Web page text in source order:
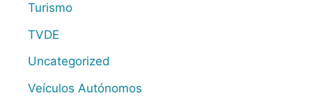
Turismo
TVDE
Uncategorized
Veículos Autónomos